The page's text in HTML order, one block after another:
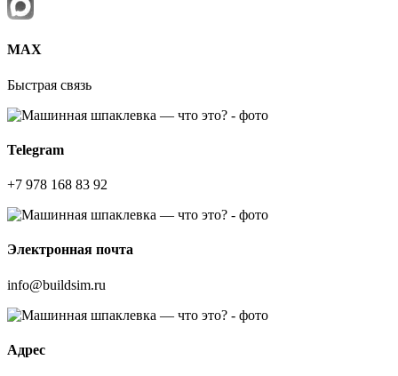
МАХ
Быстрая связь
Telegram
+7 978 168 83 92
Электронная почта
info@buildsim.ru
Адрес